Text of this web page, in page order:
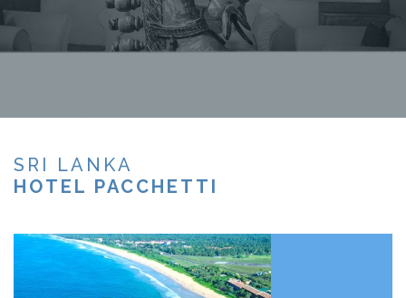
SRI LANKA
HOTEL PACCHETTI